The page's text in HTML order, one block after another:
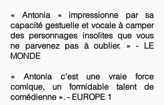
« Antonia « impressionne par sa
capacité gestuelle et vocale à camper
des personnages insolites que vous
ne parvenez pas à oublier. » - LE
MONDE
« Antonia c’est une vraie force
comique, un formidable talent de
comédienne ». - EUROPE 1